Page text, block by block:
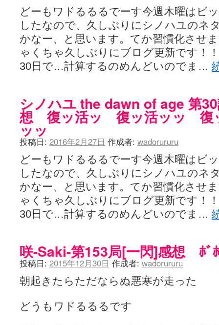
どーもワドるるるでーす今週木曜はビ
したなので、久しぶりにシノハユのネ
かなー、と思います。てか習慣化させ
ゃくちゃ久しぶりにブログ更新です！
30日で…計算するのめんどいのでま…
シノハユ the dawn of age 第
想 復ッ活ッ 復ッ活ッッ 復
ッッ
投稿日: 2016年2月27日 作成者: wadorururu
どーもワドるるるでーす今週木曜はビ
したなので、久しぶりにシノハユのネ
かなー、と思います。てか習慣化させ
ゃくちゃ久しぶりにブログ更新です！
30日で…計算するのめんどいのでま…
咲-Saki-第153局[一閃]感想 ﾎ
投稿日: 2015年12月30日 作成者: wadorururu
朝起きたらただならぬ悪寒が走った
どうもワドるるるです